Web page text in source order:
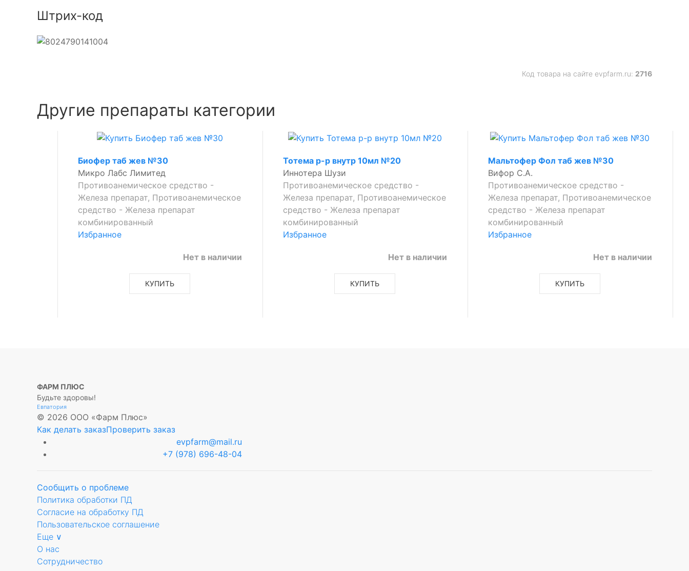
Штрих-код
Код товара на сайте evpfarm.ru: 2716
Другие препараты категории
Биофер таб жев №30
Микро Лабс Лимитед
Противоанемическое средство -
Железа препарат, Противоанемическое
средство - Железа препарат
комбинированный
Избранное
Нет в наличии
КУПИТЬ
Тотема р-р внутр 10мл №20
Иннотера Шузи
Противоанемическое средство -
Железа препарат, Противоанемическое
средство - Железа препарат
комбинированный
Избранное
Нет в наличии
КУПИТЬ
Мальтофер Фол таб жев №30
Вифор С.А.
Противоанемическое средство -
Железа препарат, Противоанемическое
средство - Железа препарат
комбинированный
Избранное
Нет в наличии
КУПИТЬ
ФАРМ ПЛЮС
Будьте здоровы!
Евпатория
© 2026 ООО «Фарм Плюс»
Как делать заказПроверить заказ
evpfarm@mail.ru
+7 (978) 696-48-04
Сообщить о проблеме
Политика обработки ПД
Согласие на обработку ПД
Пользовательское соглашение
Еще ∨
О нас
Сотрудничество